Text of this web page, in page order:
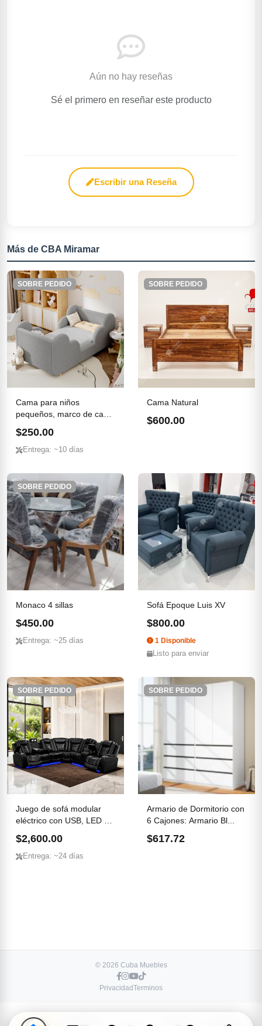
Aún no hay reseñas
Sé el primero en reseñar este producto
Escribir una Reseña
Más de CBA Miramar
SOBRE PEDIDO
Cama para niños
pequeños, marco de cama
$250.00
Entrega: ~10 días
SOBRE PEDIDO
Cama Natural
$600.00
SOBRE PEDIDO
Monaco 4 sillas
$450.00
Entrega: ~25 días
Sofá Epoque Luis XV
$800.00
1 Disponible
Listo para enviar
SOBRE PEDIDO
Juego de sofá modular
eléctrico con USB, LED y
$2,600.00
Entrega: ~24 días
SOBRE PEDIDO
Armario de Dormitorio con
6 Cajones: Armario Bl...
$617.72
© 2026 Cuba Muebles
PrivacidadTerminos